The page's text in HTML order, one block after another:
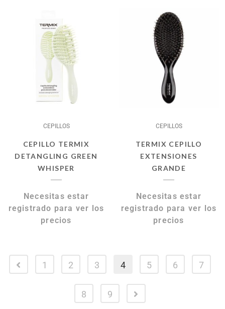
CEPILLOS
CEPILLO TERMIX
DETANGLING GREEN
WHISPER
Necesitas estar
registrado para ver los
precios
CEPILLOS
TERMIX CEPILLO
EXTENSIONES
GRANDE
Necesitas estar
registrado para ver los
precios
1 2 3 4 5 6 7
8 9